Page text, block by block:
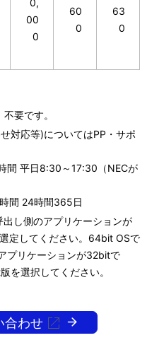
0,
00
0
60
0
63
0
要です。
対応等)についてはPP・サポ
間 平日8:30～17:30（NECが
間 24時間365日
し側のアプリケーションが
定してください。64bit OSで
プリケーションが32bitで
を選択してください。
合わせ